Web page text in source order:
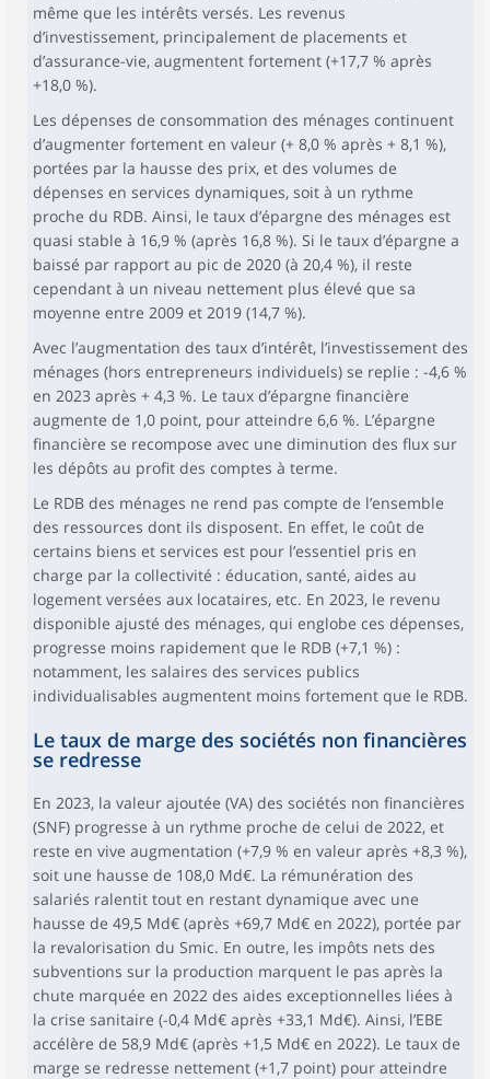
même que les intérêts versés. Les revenus
d’investissement, principalement de placements et
d’assurance-vie, augmentent fortement (+17,7 % après
+18,0 %).
Les dépenses de consommation des ménages continuent
d’augmenter fortement en valeur (+ 8,0 % après + 8,1 %),
portées par la hausse des prix, et des volumes de
dépenses en services dynamiques, soit à un rythme
proche du RDB. Ainsi, le taux d’épargne des ménages est
quasi stable à 16,9 % (après 16,8 %). Si le taux d’épargne a
baissé par rapport au pic de 2020 (à 20,4 %), il reste
cependant à un niveau nettement plus élevé que sa
moyenne entre 2009 et 2019 (14,7 %).
Avec l’augmentation des taux d’intérêt, l’investissement des
ménages (hors entrepreneurs individuels) se replie : -4,6 %
en 2023 après + 4,3 %. Le taux d’épargne financière
augmente de 1,0 point, pour atteindre 6,6 %. L’épargne
financière se recompose avec une diminution des flux sur
les dépôts au profit des comptes à terme.
Le RDB des ménages ne rend pas compte de l’ensemble
des ressources dont ils disposent. En effet, le coût de
certains biens et services est pour l’essentiel pris en
charge par la collectivité : éducation, santé, aides au
logement versées aux locataires, etc. En 2023, le revenu
disponible ajusté des ménages, qui englobe ces dépenses,
progresse moins rapidement que le RDB (+7,1 %) :
notamment, les salaires des services publics
individualisables augmentent moins fortement que le RDB.
Le taux de marge des sociétés non financières
se redresse
En 2023, la valeur ajoutée (VA) des sociétés non financières
(SNF) progresse à un rythme proche de celui de 2022, et
reste en vive augmentation (+7,9 % en valeur après +8,3 %),
soit une hausse de 108,0 Md€. La rémunération des
salariés ralentit tout en restant dynamique avec une
hausse de 49,5 Md€ (après +69,7 Md€ en 2022), portée par
la revalorisation du Smic. En outre, les impôts nets des
subventions sur la production marquent le pas après la
chute marquée en 2022 des aides exceptionnelles liées à
la crise sanitaire (-0,4 Md€ après +33,1 Md€). Ainsi, l’EBE
accélère de 58,9 Md€ (après +1,5 Md€ en 2022). Le taux de
marge se redresse nettement (+1,7 point) pour atteindre